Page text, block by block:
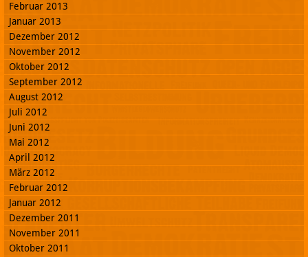
Februar 2013
Januar 2013
Dezember 2012
November 2012
Oktober 2012
September 2012
August 2012
Juli 2012
Juni 2012
Mai 2012
April 2012
März 2012
Februar 2012
Januar 2012
Dezember 2011
November 2011
Oktober 2011